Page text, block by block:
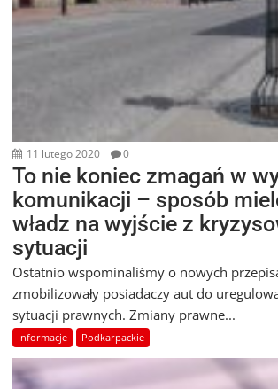
11 lutego 2020 0
To nie koniec zmagań w
komunikacji – sposób
władz na wyjście z
sytuacji
Ostatnio wspominaliśmy o nowych
zmobilizowały posiadaczy aut do
sytuacji prawnych. Zmiany prawne...
Informacje Podkarpackie